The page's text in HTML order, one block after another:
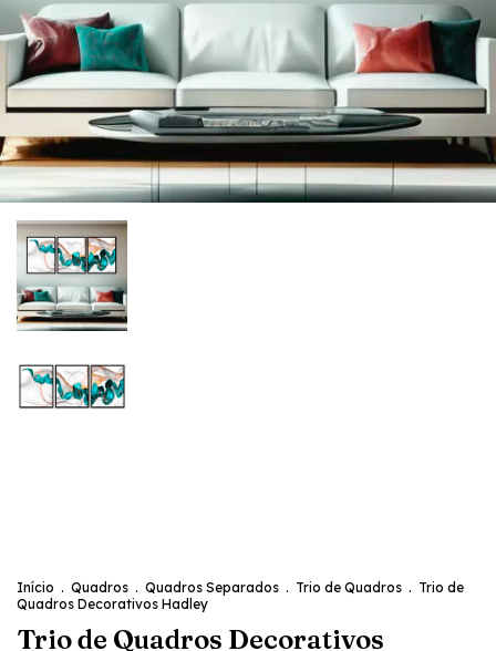
Início . Quadros . Quadros Separados . Trio de Quadros . Trio de
Quadros Decorativos Hadley
Trio de Quadros Decorativos